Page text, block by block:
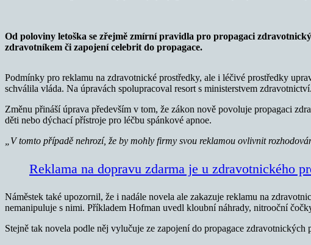
Od poloviny letoška se zřejmě zmírní pravidla pro propagaci
zdravotníkem či zapojení celebrit do propagace.
Podmínky pro reklamu na zdravotnické prostředky, ale i léčivé prostředky
schválila vláda. Na úpravách spolupracoval resort s ministerstvem
Změnu přináší úprava především v tom, že zákon nově povoluje propagaci
děti nebo dýchací přístroje pro léčbu spánkové apnoe.
„V tomto případě nehrozí, že by mohly firmy svou reklamou ovlivnit
Reklama na dopravu zdarma je u zdravotnického
Náměstek také upozornil, že i nadále novela ale zakazuje reklamu na
nemanipuluje s nimi. Příkladem Hofman uvedl kloubní náhrady, nitrooční
Stejně tak novela podle něj vylučuje ze zapojení do propagace